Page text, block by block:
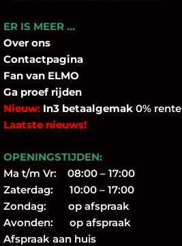
ER IS MEER …
Over ons
Contactpagina
Fan van ELMO
Ga proef rijden
Nieuw: In3 betaalgemak 0% rente
Laatste nieuws!
OPENINGSTIJDEN:
Ma t/m Vr: 08:00 – 17:00
Zaterdag: 10:00 – 17:00
Zondag: op afspraak
Avonden: op afspraak
Afspraak aan huis